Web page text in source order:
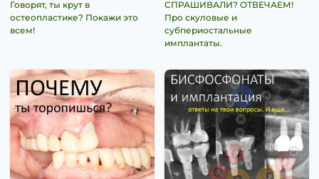
Говорят, ты крут в
остеопластике? Покажи это
всем!
СПРАШИВАЛИ? ОТВЕЧАЕМ!
Про скуловые и
субпериостальные
имплантаты.